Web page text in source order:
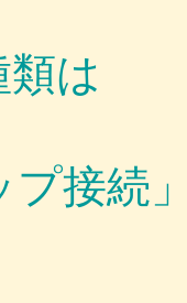
は
プ接続